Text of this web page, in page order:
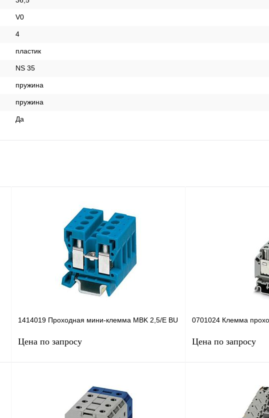
V0
4
пластик
NS 35
пружина
пружина
Да
1414019 Проходная мини-клемма MBK 2,5/E BU
Цена по запросу
Купить в 1 клик Сравнение
0701024 Клемма
Цена по запросу